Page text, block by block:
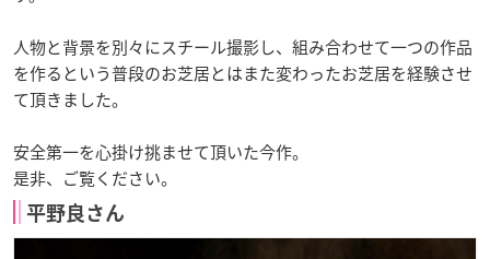
人物と背景を別々にスチール撮影し、組み合わせて一つの作品
を作るという普段のお芝居とはまた変わったお芝居を経験させ
て頂きました。
安全第一を心掛け挑ませて頂いた今作。
是非、ご覧ください。
平野良さん